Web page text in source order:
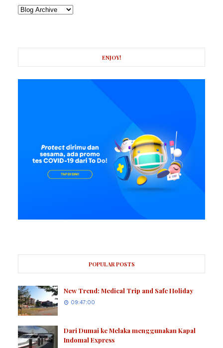
ENJOY!
POPULAR POSTS
New Trend: Medical Trip and Safe Holiday
09:47:00
Dari Dumai ke Melaka menggunakan Kapal
Indomal Express